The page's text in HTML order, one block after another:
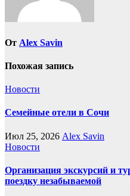
От Alex Savin
Похожая запись
Новости
Семейные отели в Сочи
Июл 25, 2026 Alex Savin
Новости
Организация экскурсий и
поездку незабываемой